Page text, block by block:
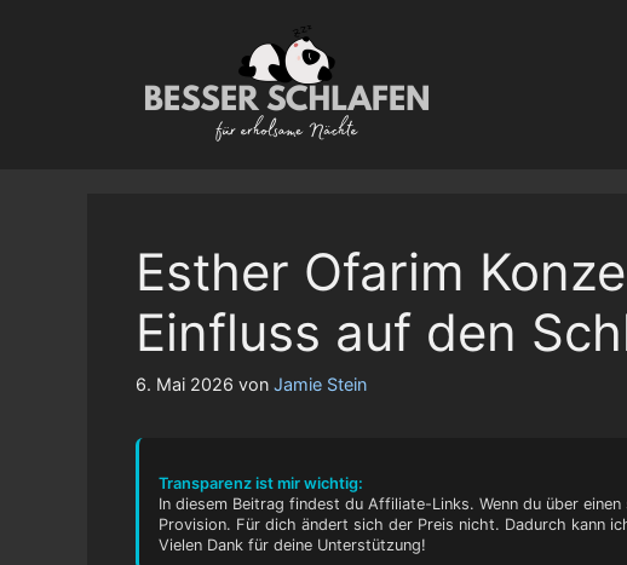
Esther Ofarim
Einfluss auf den
6. Mai 2026 von Jamie Stein
Transparenz ist mir wichtig:
In diesem Beitrag findest du Affiliate-Links. Wenn du über
Provision. Für dich ändert sich der Preis nicht. Dadurch kann
Vielen Dank für deine Unterstützung!